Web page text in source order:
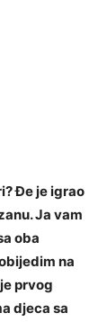
Đe je igrao
Ja vam
oba
na
prvog
djeca sa